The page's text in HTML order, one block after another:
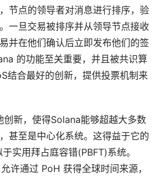
节点的领导者对消息进行排序，验
一旦交易被排序并从领导节点接收
并在他们确认后立即发布他们的签
的功能至关重要，并且被共识算
结合最好的创新，提供投票机制来
创新，使得Solana能够超越大多数
甚至是中心化系统。这得益于它的
实用拜占庭容错(PBFT)系统。
许通过 PoH 获得全球时间来源，